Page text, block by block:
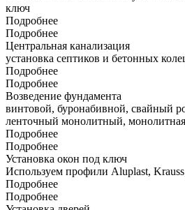
ключ
Подробнее
Подробнее
Центральная канализация
установка септиков и бетонных
Подробнее
Подробнее
Возведение фундамента
винтовой, буронабивной, свайный
ленточный монолитный,
Подробнее
Подробнее
Установка окон под ключ
Используем профили Aluplast,
Подробнее
Подробнее